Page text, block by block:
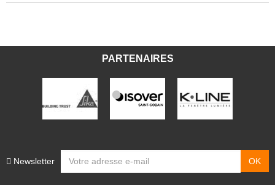
PARTENAIRES
Newsletter